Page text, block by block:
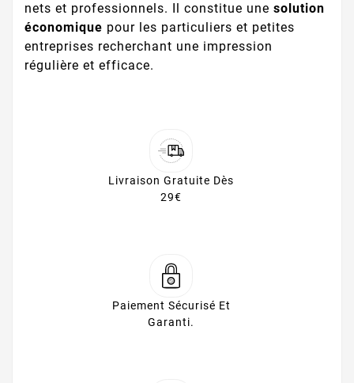
nets et professionnels. Il constitue une solution
économique pour les particuliers et petites
entreprises recherchant une impression
régulière et efficace.
Livraison Gratuite Dès
29€
Paiement Sécurisé Et
Garanti.